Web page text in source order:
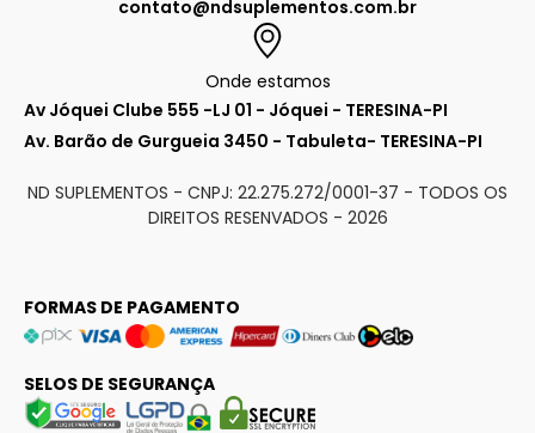
contato@ndsuplementos.com.br
Onde estamos
Av Jóquei Clube 555 -LJ 01 - Jóquei - TERESINA-PI
Av. Barão de Gurgueia 3450 - Tabuleta- TERESINA-PI
ND SUPLEMENTOS - CNPJ: 22.275.272/0001-37 - TODOS OS
DIREITOS RESENVADOS - 2026
FORMAS DE PAGAMENTO
SELOS DE SEGURANÇA